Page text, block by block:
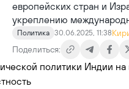
европейских стран и
укреплению
Политика 30.06.2025, 11:38
Поделиться: